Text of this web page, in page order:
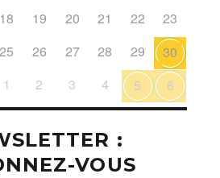
18 19 20 21 22
23
25 26 27 28 29
30
1 2 3 4 5 6
:
VOUS